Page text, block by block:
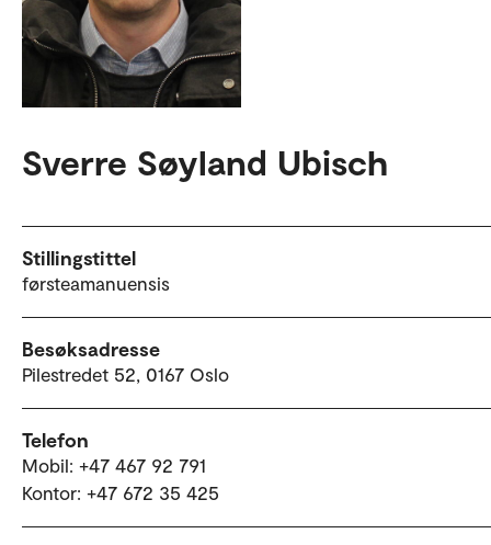
Sverre Søyland Ubisch
Stillingstittel
førsteamanuensis
Besøksadresse
Pilestredet 52, 0167 Oslo
Telefon
Mobil: +47 467 92 791
Kontor: +47 672 35 425